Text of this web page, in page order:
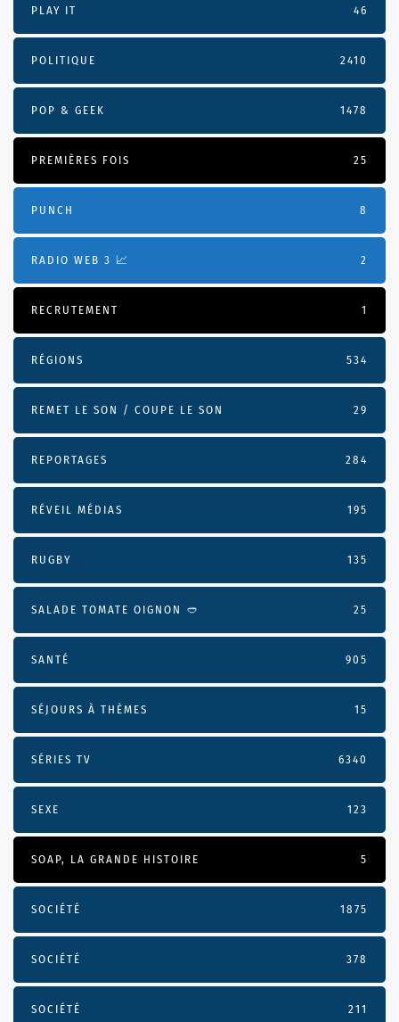
PLAY IT 46
POLITIQUE 2410
POP & GEEK 1478
PREMIÈRES FOIS 25
PUNCH 8
RADIO WEB 3 📈 2
RECRUTEMENT 1
RÉGIONS 534
REMET LE SON / COUPE LE SON 29
REPORTAGES 284
RÉVEIL MÉDIAS 195
RUGBY 135
SALADE TOMATE OIGNON 🥙 25
SANTÉ 905
SÉJOURS À THÈMES 15
SÉRIES TV 6340
SEXE 123
SOAP, LA GRANDE HISTOIRE 5
SOCIÉTÉ 1875
SOCIÉTÉ 378
SOCIÉTÉ 211